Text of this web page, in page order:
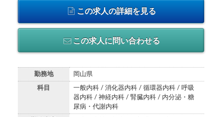
この求人の詳細を見る
この求人に問い合わせる
勤務地 岡山県
科目
一般内科 / 消化器内科 / 循環器内科 / 呼吸
器内科 / 神経内科 / 腎臓内科 / 内分泌・糖
尿病・代謝内科